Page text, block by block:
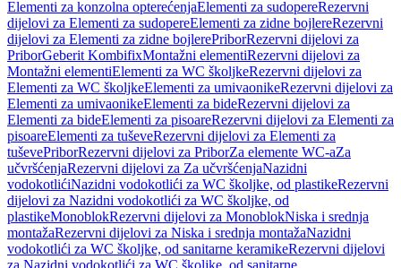
Elementi za konzolna opterećenjaElementi za sudopereRezervni
dijelovi za Elementi za sudopereElementi za zidne bojlereRezervni
dijelovi za Elementi za zidne bojlerePriborRezervni dijelovi za
PriborGeberit KombifixMontažni elementiRezervni dijelovi za
Montažni elementiElementi za WC školjkeRezervni dijelovi za
Elementi za WC školjkeElementi za umivaonikeRezervni dijelovi za
Elementi za umivaonikeElementi za bideRezervni dijelovi za
Elementi za bideElementi za pisoareRezervni dijelovi za Elementi za
pisoareElementi za tuševeRezervni dijelovi za Elementi za
tuševePriborRezervni dijelovi za PriborZa elemente WC-aZa
učvršćenjaRezervni dijelovi za Za učvršćenjaNazidni
vodokotlićiNazidni vodokotlići za WC školjke, od plastikeRezervni
dijelovi za Nazidni vodokotlići za WC školjke, od
plastikeMonoblokRezervni dijelovi za MonoblokNiska i srednja
montažaRezervni dijelovi za Niska i srednja montažaNazidni
vodokotlići za WC školjke, od sanitarne keramikeRezervni dijelovi
za Nazidni vodokotlići za WC školjke, od sanitarne